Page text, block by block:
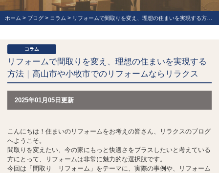
ホーム > ブログ > コラム > リフォームで間取りを変え、理想の住まいを実現する方法｜高山市や小牧市でのリフォームならリラクス
コラム
リフォームで間取りを変え、理想の住まいを実現する
方法｜高山市や小牧市でのリフォームならリラクス
2025年01月05日更新
こんにちは！住まいのリフォームをお考えの皆さん、リラクスのブログ
へようこそ。
間取りを変えたい、今の家にもっと快適さをプラスしたいと考えている
方にとって、リフォームは非常に魅力的な選択肢です。
今回は「間取り リフォーム」をテーマに、実際の事例や、リフォーム